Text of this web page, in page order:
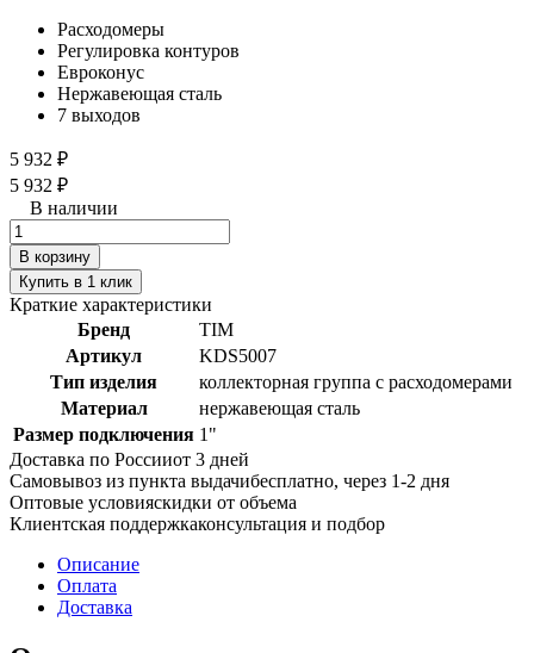
Расходомеры
Регулировка контуров
Евроконус
Нержавеющая сталь
7 выходов
5 932 ₽
5 932 ₽
В наличии
В корзину
Купить в 1 клик
Краткие характеристики
Бренд
TIM
Артикул
KDS5007
Тип изделия
коллекторная группа с расходомерами
Материал
нержавеющая сталь
Размер подключения 1"
Доставка по Россииот 3 дней
Самовывоз из пункта выдачибесплатно, через 1-2 дня
Оптовые условияскидки от объема
Клиентская поддержкаконсультация и подбор
Описание
Оплата
Доставка